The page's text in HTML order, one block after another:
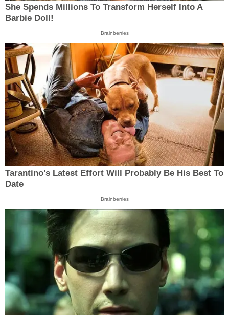
She Spends Millions To Transform Herself Into A
Barbie Doll!
Brainberries
Tarantino’s Latest Effort Will Probably Be His Best To
Date
Brainberries